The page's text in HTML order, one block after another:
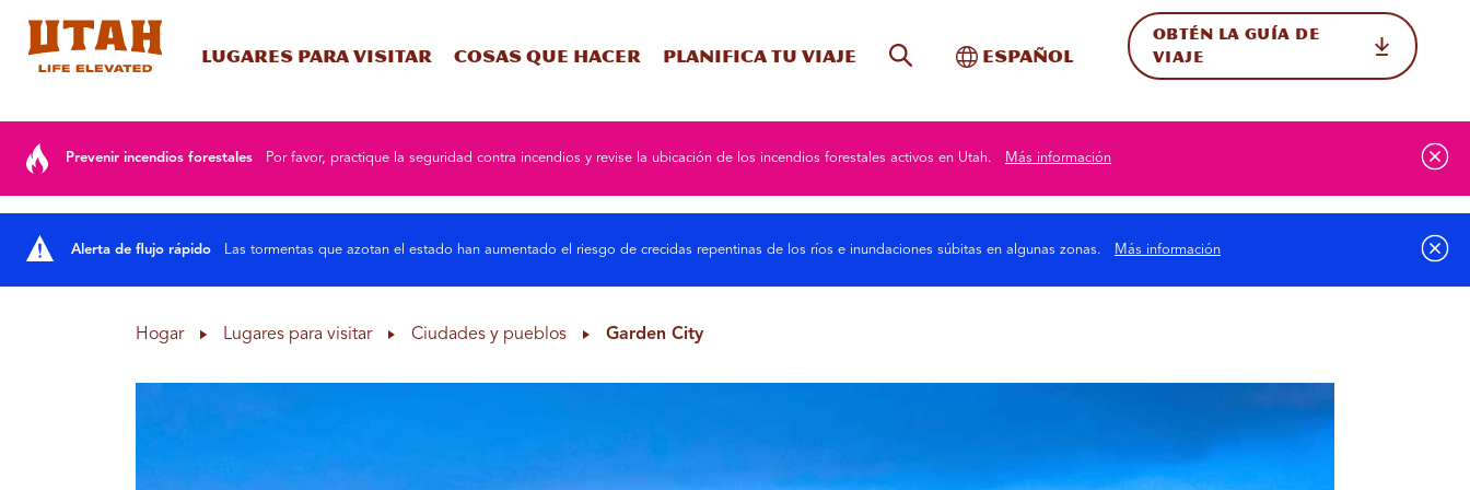
Lugares para visitar Cosas que hacer Planifica tu viaje Búsqueda en el sitio
Alternar Internacional
Español
OBTÉN LA GUÍA DE
VIAJE
Prevenir incendios forestales Por favor, practique la seguridad contra incendios y revise la ubicación de los incendios forestales activos en Utah. Más información
Alerta de flujo rápido Las tormentas que azotan el estado han aumentado el riesgo de crecidas repentinas de los ríos e inundaciones súbitas en algunas zonas. Más información
Hogar Lugares para visitar Ciudades y pueblos Garden City